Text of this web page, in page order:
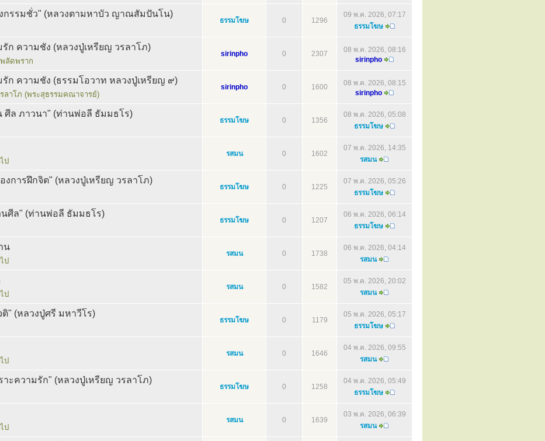
กรรมชั่ว" (หลวงตามหาบัว ญาณสัมปันโน)
ธรรมโฆษ 0 1296
09 พ.ค. 2026, 07:17
ธรรมโฆษ
ก ความชัง (หลวงปู่เหรียญ วรลาโภ)
ลัดพราก
sirinpho 0 2307
08 พ.ค. 2026, 08:16
sirinpho
ก ความชัง (ธรรมโอวาท หลวงปู่เหรียญ ๙)
ลาโภ (พระสุธรรมคณาจารย์)
sirinpho 0 1600
08 พ.ค. 2026, 08:15
sirinpho
ศีล ภาวนา" (ท่านพ่อลี ธัมมธโร)
ธรรมโฆษ 0 1356
08 พ.ค. 2026, 05:08
ธรรมโฆษ
ป
รสมน 0 1602
07 พ.ค. 2026, 14:35
รสมน
งการฝึกจิต" (หลวงปู่เหรียญ วรลาโภ)
ธรรมโฆษ 0 1225
07 พ.ค. 2026, 05:26
ธรรมโฆษ
ศีล" (ท่านพ่อลี ธัมมธโร)
ธรรมโฆษ 0 1207
06 พ.ค. 2026, 06:14
ธรรมโฆษ
น
ป
รสมน 0 1738
06 พ.ค. 2026, 04:14
รสมน
ป
รสมน 0 1582
05 พ.ค. 2026, 20:02
รสมน
ติ" (หลวงปู่ศรี มหาวีโร)
ธรรมโฆษ 0 1179
05 พ.ค. 2026, 05:17
ธรรมโฆษ
ป
รสมน 0 1646
04 พ.ค. 2026, 09:55
รสมน
าะความรัก" (หลวงปู่เหรียญ วรลาโภ)
ธรรมโฆษ 0 1258
04 พ.ค. 2026, 05:49
ธรรมโฆษ
ป
รสมน 0 1639
03 พ.ค. 2026, 06:39
รสมน